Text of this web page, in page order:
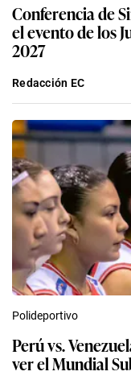
Conferencia de
el evento de los
2027
Redacción EC
Polideportivo
Perú vs.
ver el Mundial